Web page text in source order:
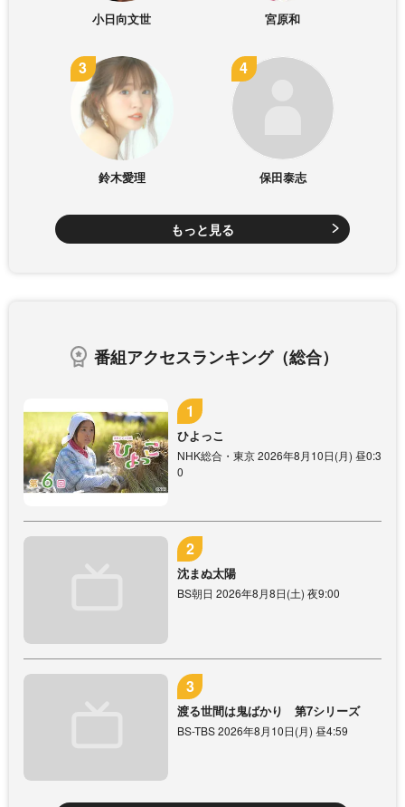
小日向文世 宮原和
鈴木愛理 保田泰志
もっと見る
番組アクセスランキング（総合）
ひよっこ
NHK総合・東京 2026年8月10日(月) 昼0:3
0
沈まぬ太陽
BS朝日 2026年8月8日(土) 夜9:00
渡る世間は鬼ばかり 第7シリーズ
BS-TBS 2026年8月10日(月) 昼4:59